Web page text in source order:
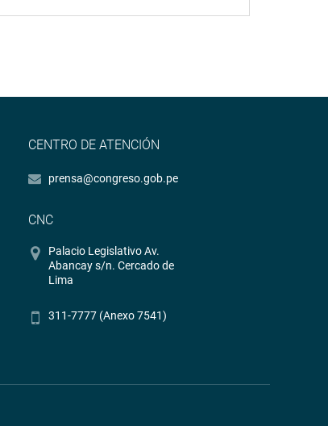
CENTRO DE ATENCIÓN
prensa@congreso.gob.pe
CNC
Palacio Legislativo Av.
Abancay s/n. Cercado de
Lima
311-7777 (Anexo 7541)